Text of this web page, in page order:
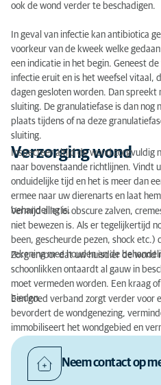
ook de wond verder te beschadigen.
In geval van infectie kan antibiotica
voorkeur van de kweek welke
een indicatie in het begin. Geneest
infectie eruit en is het weefsel vitaal,
dagen gesloten worden. Dan
sluiting. De granulatiefase is dan nog
plaats tijdens of na deze
sluiting.
Verzorging wond
Inspecteer altijd de wond zorgvuldig
naar bovenstaande richtlijnen. Vindt
onduidelijke tijd en het is meer dan
ermee naar uw dierenarts en laat
behandeling is.
Vermijd allerlei obscure zalven,
niet bewezen is. Als er tegelijkertijd
been, gescheurde pezen, shock etc.)
rekening mee houden en de
Zorg ervoor dat uw huisdier de
schoonlikken ontaardt al gauw in
moet vermeden worden. Een kraag
bieden.
Een goed verband zorgt verder voor
bevordert de wondgenezing,
immobiliseert het wondgebied en
Neem contact op